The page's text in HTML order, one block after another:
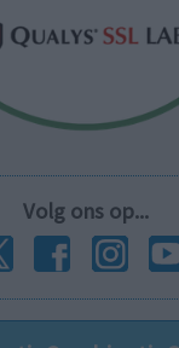
Volg ons op...